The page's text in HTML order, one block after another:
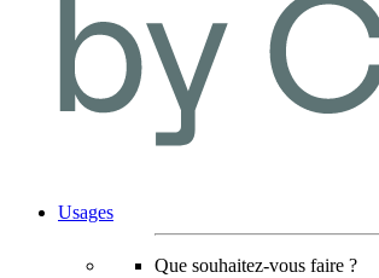
Usages
Que souhaitez-vous faire ?